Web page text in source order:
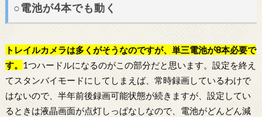
○電池が4本でも動く
トレイルカメラは多くがそうなのですが、単三電池が8本必要で
す。 1つハードルになるのがこの部分だと思います。設定を終え
てスタンバイモードにしてしまえば、常時録画しているわけで
はないので、半年前後録画可能状態が続きますが、設定してい
るときは液晶画面が点灯しっぱなしなので、電池がどんどん減